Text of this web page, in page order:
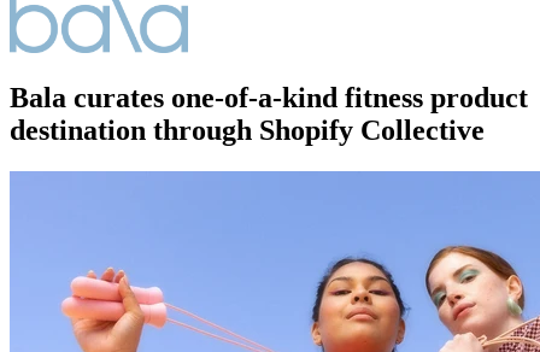
Bala curates one-of-a-kind fitness product
destination through Shopify Collective